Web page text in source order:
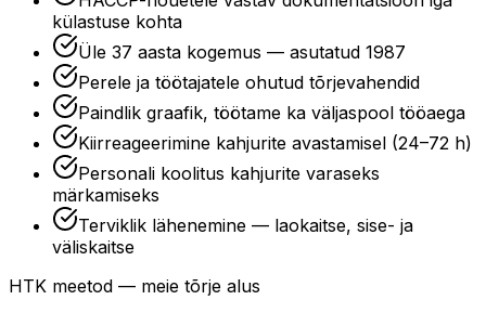
külastuse kohta
Üle 37 aasta kogemus — asutatud 1987
Perele ja töötajatele ohutud tõrjevahendid
Paindlik graafik, töötame ka väljaspool tööaega
Kiirreageerimine kahjurite avastamisel (24–72 h)
Personali koolitus kahjurite varaseks
märkamiseks
Terviklik lähenemine — laokaitse, sise- ja
väliskaitse
HTK meetod — meie tõrje alus